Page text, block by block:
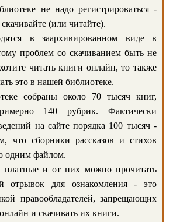
не надо регистрироваться -
(или читайте).
в заархивированном виде в
проблем со скачиванием быть не
читать книги онлайн, то также
это в нашей библиотеке.
собраны около 70 тысяч книг,
140 рубрик. Фактически
на сайте порядка 100 тысяч -
что сборники рассказов и стихов
одним файлом.
платные и от них можно прочитать
отрывок для ознакомления - это
правообладателей, запрещающих
и скачивать их книги.